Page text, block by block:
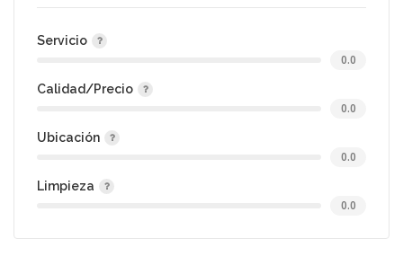
Servicio
0.0
Calidad/Precio
0.0
Ubicación
0.0
Limpieza
0.0